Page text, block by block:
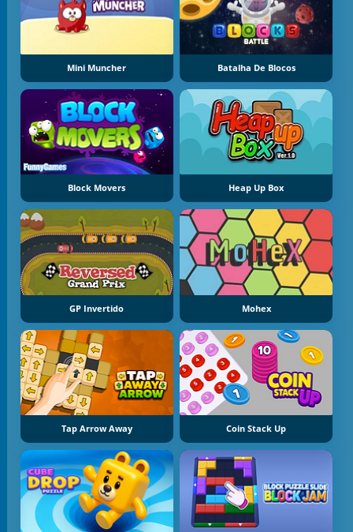
Mini Muncher Batalha De Blocos
Block Movers Heap Up Box
GP Invertido Mohex
Tap Arrow Away Coin Stack Up